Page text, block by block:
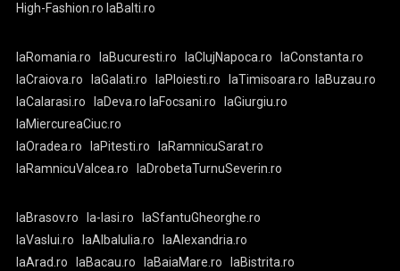
High-Fashion.ro laBalti.ro
laRomania.ro laBucuresti.ro laClujNapoca.ro
laConstanta.ro
laCraiova.ro
laGalati.ro laPloiesti.ro laTimisoara.ro
laBuzau.ro
laCalarasi.ro
laDeva.ro laFocsani.ro
laGiurgiu.ro
laMiercureaCiuc.ro
laOradea.ro
laPitesti.ro
laRamnicuSarat.ro
laRamnicuValcea.ro
laDrobetaTurnuSeverin.ro
laBrasov.ro la-Iasi.ro
laSfantuGheorghe.ro
laVaslui.ro
laAlbaIulia.ro
laAlexandria.ro
laArad.ro
laBacau.ro laBaiaMare.ro laBistrita.ro